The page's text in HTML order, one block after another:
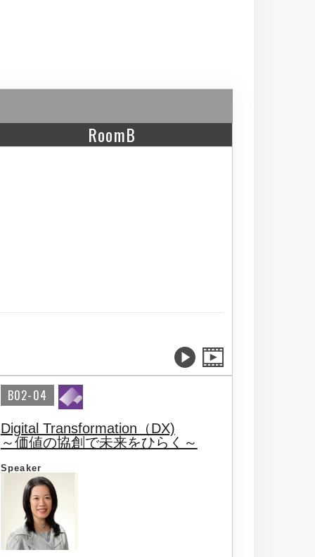
RoomB
B02-04
Digital Transformation（DX)
～価値の協創で未来をひらく～
Speaker